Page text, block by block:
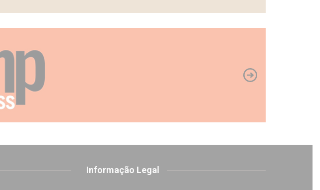
Informação Legal